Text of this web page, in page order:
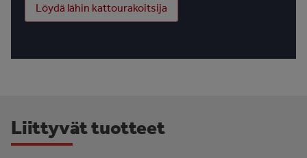
Löydä lähin kattourakoitsija
Liittyvät tuotteet